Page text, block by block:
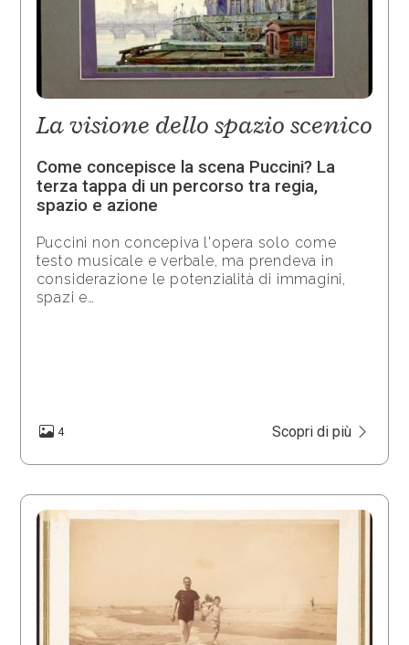
La visione dello spazio scenico
Come concepisce la scena Puccini? La
terza tappa di un percorso tra regia,
spazio e azione
Puccini non concepiva l'opera solo come
testo musicale e verbale, ma prendeva in
considerazione le potenzialità di immagini,
spazi e…
4 Scopri di più